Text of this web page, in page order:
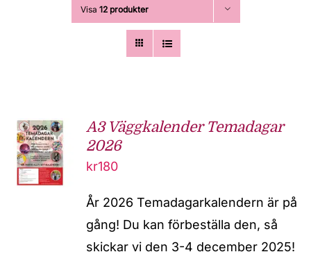
Visa 12 produkter
A3 Väggkalender Temadagar
2026
kr180
År 2026 Temadagarkalendern är på
gång! Du kan förbeställa den, så
skickar vi den 3-4 december 2025!